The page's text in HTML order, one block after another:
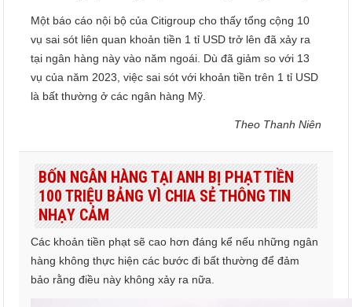
Một báo cáo nội bộ của Citigroup cho thấy tổng cộng 10
vụ sai sót liên quan khoản tiền 1 tỉ USD trở lên đã xảy ra
tại ngân hàng này vào năm ngoái. Dù đã giảm so với 13
vụ của năm 2023, việc sai sót với khoản tiền trên 1 tỉ USD
là bất thường ở các ngân hàng Mỹ.
Theo Thanh Niên
BỐN NGÂN HÀNG TẠI ANH BỊ PHẠT TIỀN
100 TRIỆU BẢNG VÌ CHIA SẺ THÔNG TIN
NHẠY CẢM
Các khoản tiền phạt sẽ cao hơn đáng kể nếu những ngân
hàng không thực hiện các bước đi bất thường để đảm
bảo rằng điều này không xảy ra nữa.